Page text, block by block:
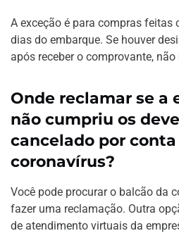
A exceção é para compras feitas
dias do embarque. Se houver
após receber o comprovante,
Onde reclamar se a
não cumpriu os
cancelado por
coronavírus?
Você pode procurar o balcão da
fazer uma reclamação. Outra
de atendimento virtuais da